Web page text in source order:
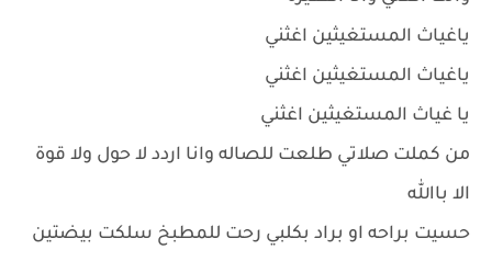
ياغياث المستغيثين اغثني
ياغياث المستغيثين اغثني
يا غياث المستغيثين اغثني
من كملت صلاتي طلعت للصاله وانا اردد لا حول ولا قوة
الا باالله
حسيت براحه او براد بكلبي رحت للمطبخ سلكت بيضتين